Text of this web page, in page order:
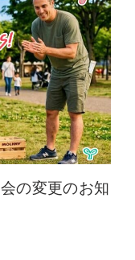
の変更のお知